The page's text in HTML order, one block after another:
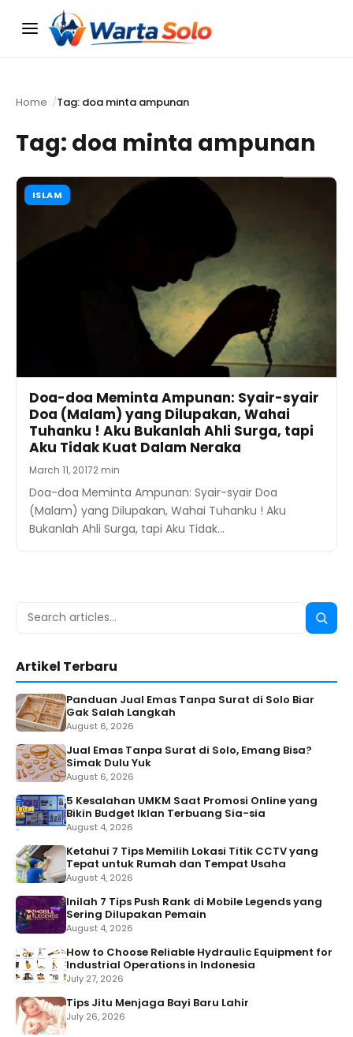
Menu
Home Tag: doa minta ampunan
Tag: doa minta ampunan
ISLAM
Doa-doa Meminta Ampunan: Syair-syair
Doa (Malam) yang Dilupakan, Wahai
Tuhanku ! Aku Bukanlah Ahli Surga, tapi
Aku Tidak Kuat Dalam Neraka
March 11, 20172 min
Doa-doa Meminta Ampunan: Syair-syair Doa
(Malam) yang Dilupakan, Wahai Tuhanku ! Aku
Bukanlah Ahli Surga, tapi Aku Tidak…
Search
Search
Artikel Terbaru
Panduan Jual Emas Tanpa Surat di Solo Biar
Gak Salah Langkah
August 6, 2026
Jual Emas Tanpa Surat di Solo, Emang Bisa?
Simak Dulu Yuk
August 6, 2026
5 Kesalahan UMKM Saat Promosi Online yang
Bikin Budget Iklan Terbuang Sia-sia
August 4, 2026
Ketahui 7 Tips Memilih Lokasi Titik CCTV yang
Tepat untuk Rumah dan Tempat Usaha
August 4, 2026
Inilah 7 Tips Push Rank di Mobile Legends yang
Sering Dilupakan Pemain
August 4, 2026
How to Choose Reliable Hydraulic Equipment for
Industrial Operations in Indonesia
July 27, 2026
Tips Jitu Menjaga Bayi Baru Lahir
July 26, 2026